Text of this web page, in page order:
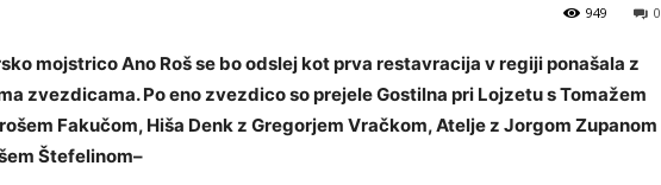
0
949
mojstrico Ano Roš se bo odslej kot prva restavracija v regiji ponašala z
zvezdicama. Po eno zvezdico so prejele Gostilna pri Lojzetu s Tomažem
Fakučom, Hiša Denk z Gregorjem Vračkom, Atelje z Jorgom Zupanom
Štefelinom–